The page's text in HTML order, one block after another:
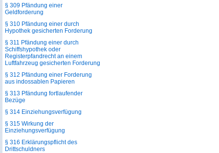
§ 309 Pfändung einer
Geldforderung
§ 310 Pfändung einer durch
Hypothek gesicherten Forderung
§ 311 Pfändung einer durch
Schiffshypothek oder
Registerpfandrecht an einem
Luftfahrzeug gesicherten Forderung
§ 312 Pfändung einer Forderung
aus indossablen Papieren
§ 313 Pfändung fortlaufender
Bezüge
§ 314 Einziehungsverfügung
§ 315 Wirkung der
Einziehungsverfügung
§ 316 Erklärungspflicht des
Drittschuldners